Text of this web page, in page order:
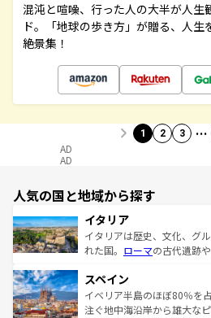
混沌と喧噪、行った人の大半が人生
ド。「地球の歩き方」が贈る、人
絶景集！
1 2 3 …
AD
AD
人気の国と地域から探す
イタリア
イタリアは歴史、文化、グ
れた国。 ローマの古代遺跡
ろん、トスカーナの美しい
景など、自然景観も見逃せ
ピザやパスタなど、絶品の
スペイン
イベリア半島のほぼ80％を
注ぐ地中海沿岸から雄大な